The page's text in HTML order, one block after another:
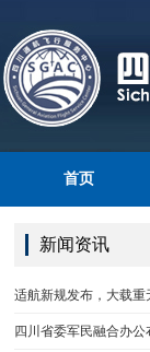
首页
新闻资讯
适航新规发布，大载重
四川省委军民融合办